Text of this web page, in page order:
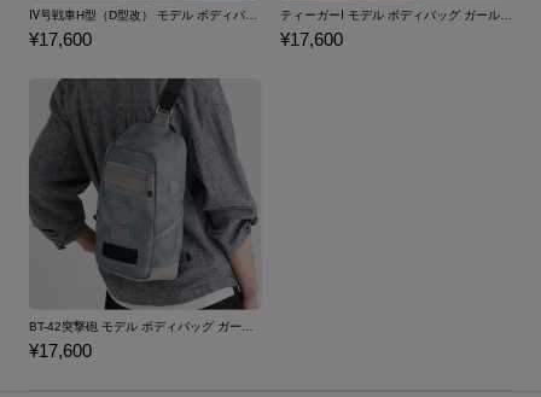
¥17,600
ティーガーⅠ モデル ボディバッグ ガールズ＆パンツァー 最終章 黒森峰女学園
¥17,600
¥17,600